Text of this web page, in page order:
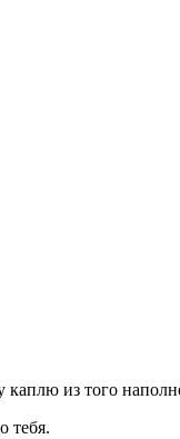
из того
тебя.